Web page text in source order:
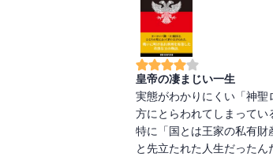
皇帝の凄まじい一生
実態がわかりにくい「神聖
方にとらわれてしまってい
特に「国とは王家の私有財
と先立たれた人生だったん